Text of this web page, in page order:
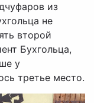
из
не
второй
Бухгольца,
у
третье место.